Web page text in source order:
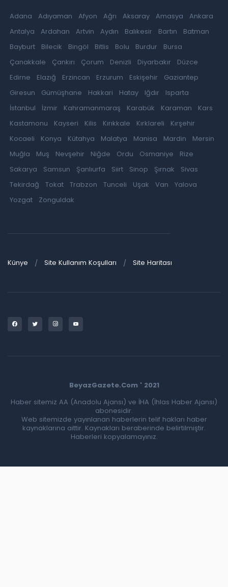
Adana Adıyaman Afyon Ağrı Aksaray Amasya
Ankara
Antalya
Ardahan Artvin Aydın Balıkesir Bartın
Batman
Bayburt
Bilecik Bingöl Bitlis Bolu Burdur
Bursa
Çanakkale
Çankırı Çorum Denizli Diyarbakır
Düzce
Edirne
Elazığ Erzincan Erzurum Eskişehir
Gaziantep
Giresun
Gümüşhane Hakkari Hatay Iğdır
Isparta
İstanbul
İzmir Kahramanmaraş Karabük Karaman
Kars
Kastamonu
Kayseri Kilis Kırıkkale Kırklareli
Kırşehir
Kocaeli
Konya Kütahya Malatya Manisa Mardin
Mersin
Muğla
Muş Nevşehir Niğde Ordu Osmaniye
Rize
Sakarya
Samsun Şanlıurfa Siirt Sinop Şırnak
Sivas
Tekirdağ
Tokat Trabzon Tunceli Uşak Van
Yalova
Yozgat
Zonguldak
Künye Site Kullanım Koşulları Site Haritası
BeyazGazete.Com ' 2021
Haber sitemiz AA (Anadolu Ajansı) ve İHA (İhlas Haber Ajansı)
abonesidir.
Web sitemizde yayınlanan haberlerin telif hakları haber
kaynaklarına aittir. Kaynakları beraberinde belirtilmiştir.
Haberleri kopyalamayınız.